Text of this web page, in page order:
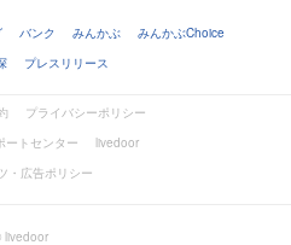
バンク みんかぶ
みんかぶChoice
プレスリリース
プライバシーポリシー
ートセンター
livedoor
・広告ポリシー
livedoor